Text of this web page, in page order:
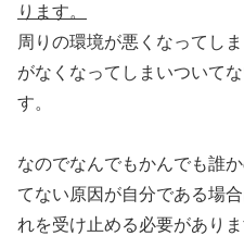
ります。
周りの環境が悪くなってし
がなくなってしまいついて
す。
なのでなんでもかんでも誰
てない原因が自分である場
れを受け止める必要がありま